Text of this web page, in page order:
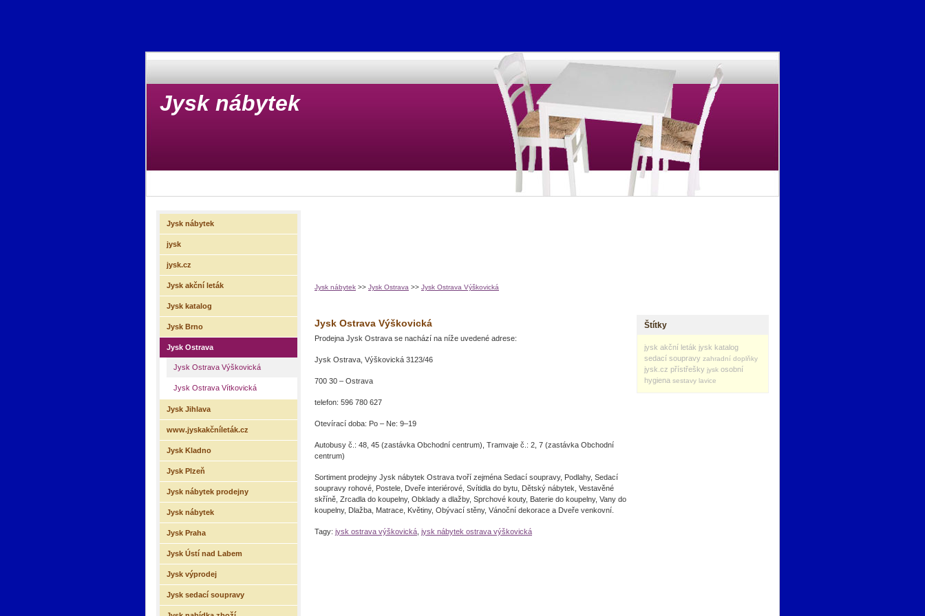
Jysk nábytek
Jysk nábytek >> Jysk Ostrava >> Jysk Ostrava Výškovická
Jysk Ostrava Výškovická
Prodejna Jysk Ostrava se nachází na níže uvedené adrese:
Jysk Ostrava, Výškovická 3123/46
700 30 – Ostrava
telefon: 596 780 627
Otevírací doba: Po – Ne: 9–19
Autobusy č.: 48, 45 (zastávka Obchodní centrum), Tramvaje č.: 2, 7 (zastávka Obchodní
centrum)
Sortiment prodejny Jysk nábytek Ostrava tvoří zejména Sedací soupravy, Podlahy, Sedací
soupravy rohové, Postele, Dveře interiérové, Svítidla do bytu, Dětský nábytek, Vestavěné
skříně, Zrcadla do koupelny, Obklady a dlažby, Sprchové kouty, Baterie do koupelny, Vany do
koupelny, Dlažba, Matrace, Květiny, Obývací stěny, Vánoční dekorace a Dveře venkovní.
Tagy: jysk ostrava výškovická jysk nábytek ostrava výškovická
Štítky
jysk akční leták jysk katalog
sedací soupravy zahradní doplňky
jysk.cz přístřešky jysk osobní
hygiena sestavy lavice
Jysk nábytek
jysk
jysk.cz
Jysk akční leták
Jysk katalog
Jysk Brno
Jysk Ostrava
Jysk Ostrava Výškovická
Jysk Ostrava Vítkovická
Jysk Jihlava
www.jyskakčníleták.cz
Jysk Kladno
Jysk Plzeň
Jysk nábytek prodejny
Jysk nábytek
Jysk Praha
Jysk Ústí nad Labem
Jysk výprodej
Jysk sedací soupravy